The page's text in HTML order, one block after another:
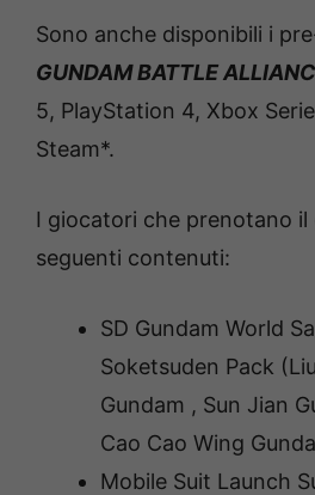
Sono anche disponibili i
GUNDAM BATTLE
5, PlayStation 4, Xbox
Steam*.
I giocatori che prenotano
seguenti contenuti:
SD Gundam World
Soketsuden Pack
Gundam , Sun Jian
Cao Cao Wing
Mobile Suit Launch